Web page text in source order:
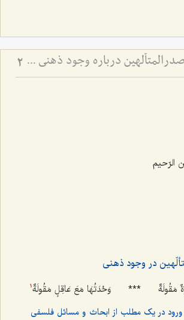
توضیح دیدگاه صدرالمتألهین درباره وجود ذهنی - نسبت حمل اولی ذاتی و حمل شایع در حل اشکال جزئی و کلی 2
الرّحیم
در وجود ذهنی
*** وَحْدَتُهَا مَعَ عَاقِلٍ مَقُولَةٌ1
در یک مطلب از ابحاث و مسائل فلسفی